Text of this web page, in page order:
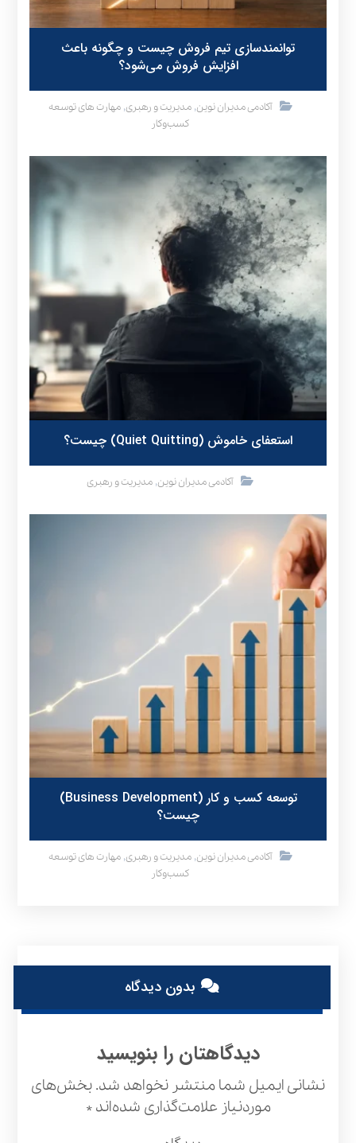
توانمندسازی تیم فروش چیست و چگونه باعث
افزایش فروش می‌شود؟
آکادمی مدیران نوین,مدیریت و رهبری,مهارت های توسعه
کسب‌وکار
استعفای خاموش (Quiet Quitting) چیست؟
آکادمی مدیران نوین, مدیریت و رهبری
توسعه کسب و کار (Business Development)
چیست؟
آکادمی مدیران نوین,مدیریت و رهبری,مهارت های توسعه
کسب‌وکار
بدون دیدگاه
دیدگاهتان را بنویسید
نشانی ایمیل شما منتشر نخواهد شد.بخش‌های
موردنیاز علامت‌گذاری شده‌اند*